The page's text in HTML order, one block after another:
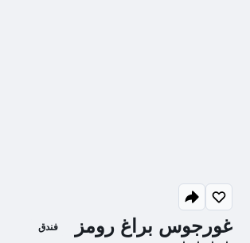
غورجوس براغ رومز فندق